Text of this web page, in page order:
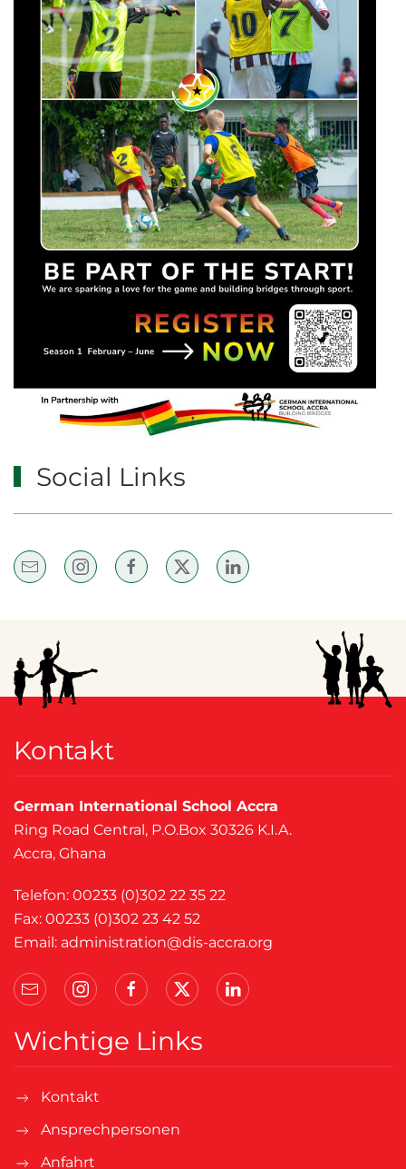
Social Links
Kontakt
German International School Accra
Ring Road Central, P.O.Box 30326 K.I.A.
Accra, Ghana
Telefon: 00233 (0)302 22 35 22
Fax: 00233 (0)302 23 42 52
Email: administration@dis-accra.org
Wichtige Links
Kontakt
Ansprechpersonen
Anfahrt